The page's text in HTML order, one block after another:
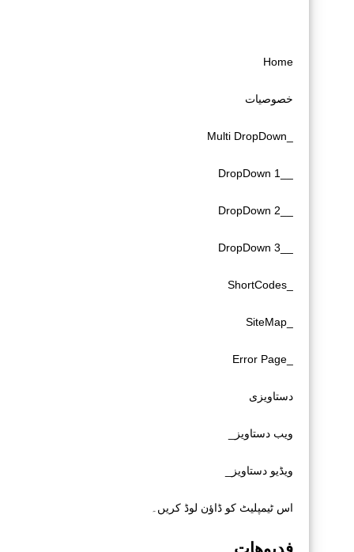
Home
خصوصیات
دستاویزی
ویب دستاویز_
ویڈیو دستاویز_
اس ٹیمپلیٹ کو ڈاؤن لوڈ کریں۔